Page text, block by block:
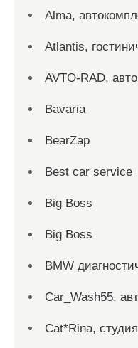
Alma,
Atlantis,
AVTO-RAD,
Bavaria
BearZap
Best car service
Big Boss
Big Boss
BMW
Car_Wash55,
Cat*Rina,